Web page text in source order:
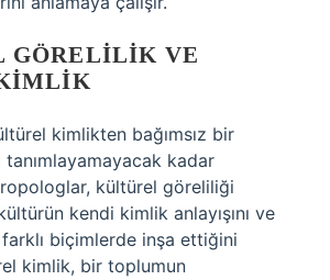
GÖRELILIK VE
kimlikten bağımsız bir
kadar
kültürel göreliliği
kendi kimlik anlayışını ve
biçimlerde inşa ettiğini
kimlik, bir toplumun